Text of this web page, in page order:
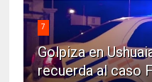
7
Golpiza en
recuerda al caso